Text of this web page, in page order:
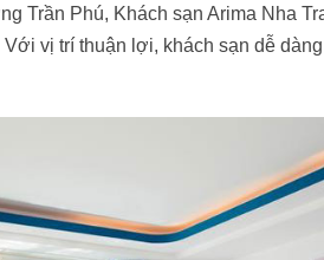
Trần Phú, Khách sạn Arima Nha
vị trí thuận lợi, khách sạn dễ